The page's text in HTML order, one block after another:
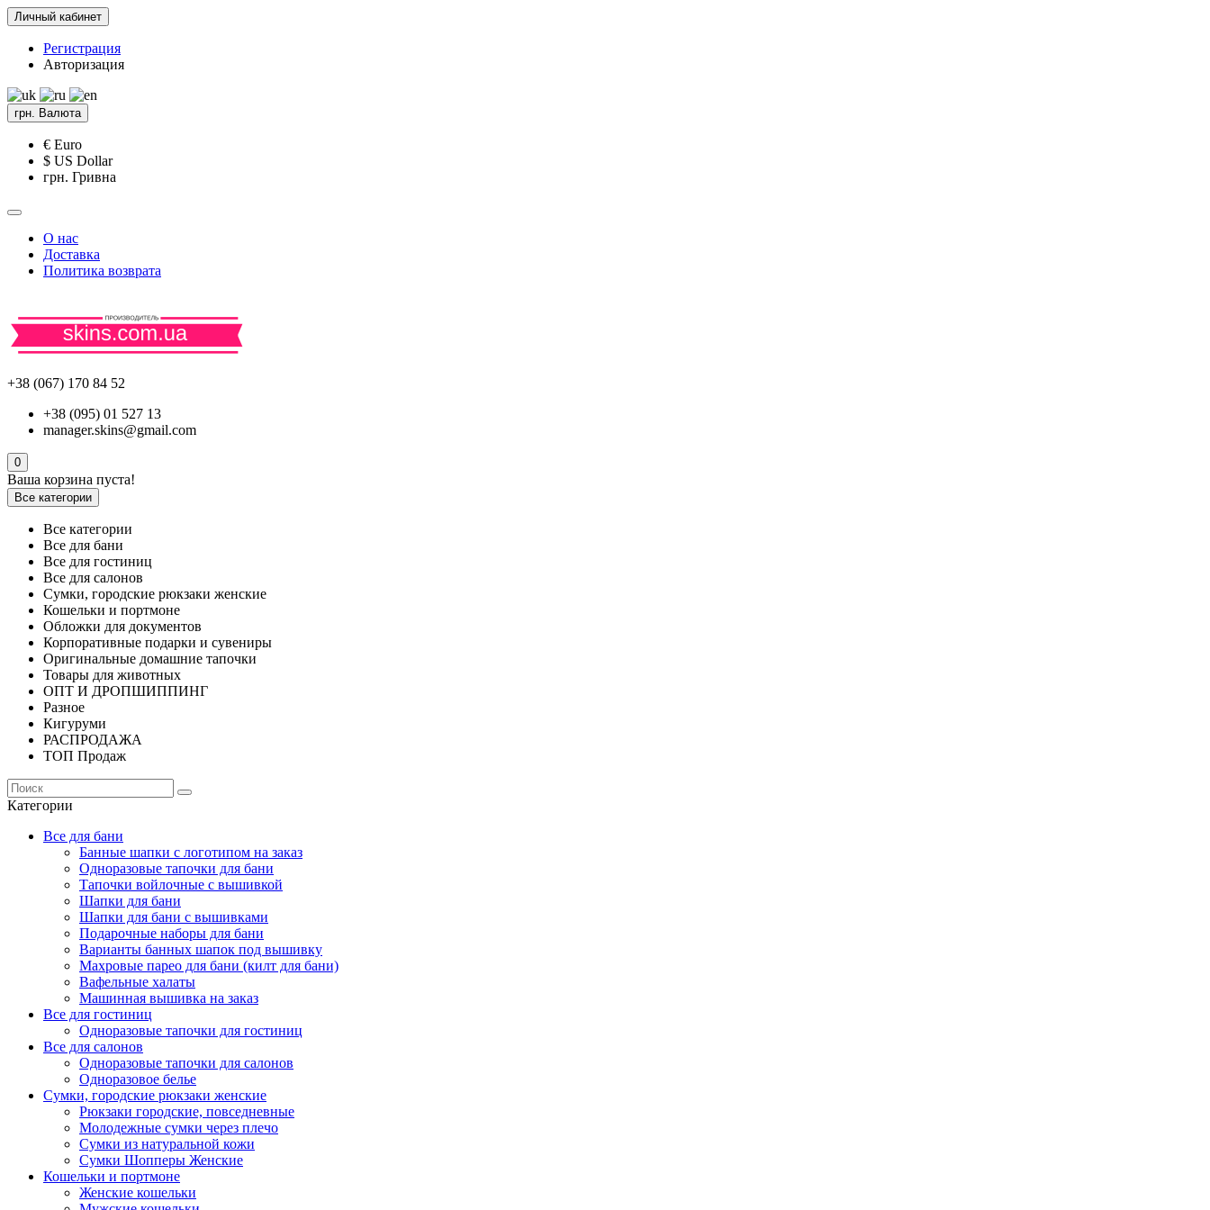
Личный кабинет
Регистрация
Авторизация
грн. Валюта
€ Euro
$ US Dollar
грн. Гривна
О нас
Доставка
Политика возврата
+38 (067) 170 84 52
+38 (095) 01 527 13
manager.skins@gmail.com
0
Ваша корзина пуста!
Все категории
Все категории
Все для бани
Все для гостиниц
Все для салонов
Сумки, городские рюкзаки женские
Кошельки и портмоне
Обложки для документов
Корпоративные подарки и сувениры
Оригинальные домашние тапочки
Товары для животных
ОПТ И ДРОПШИППИНГ
Разное
Кигуруми
РАСПРОДАЖА
ТОП Продаж
Категории
Все для бани
Банные шапки с логотипом на заказ
Одноразовые тапочки для бани
Тапочки войлочные с вышивкой
Шапки для бани
Шапки для бани с вышивками
Подарочные наборы для бани
Варианты банных шапок под вышивку
Махровые парео для бани (килт для бани)
Вафельные халаты
Машинная вышивка на заказ
Все для гостиниц
Одноразовые тапочки для гостиниц
Все для салонов
Одноразовые тапочки для салонов
Одноразовое белье
Сумки, городские рюкзаки женские
Рюкзаки городские, повседневные
Молодежные сумки через плечо
Сумки из натуральной кожи
Сумки Шопперы Женские
Кошельки и портмоне
Женские кошельки